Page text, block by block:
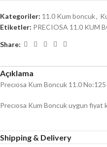
Kategoriler: 11.0 Kum boncuk,
Etiketler: PRECIOSA 11.0 KUM
Share:
Açıklama
Precıosa Kum Boncuk 11.0 No:125
Precıosa Kum Boncuk uygun fiyat
Shipping & Delivery